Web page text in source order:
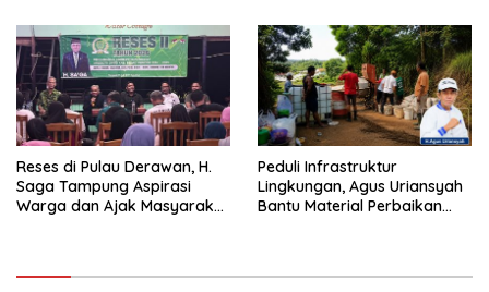
Reses di Pulau Derawan, H.
Saga Tampung Aspirasi
Warga dan Ajak Masyarakat
Peduli Infrastruktur
Lingkungan, Agus Uriansyah
Bantu Material Perbaikan